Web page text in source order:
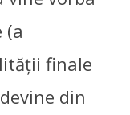
(a
finale
din